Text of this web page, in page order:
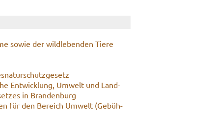
sowie der wild­le­ben­den Tiere
Ent­wick­lung, Um­welt und Land­
in Bran­den­burg
für den Be­reich Um­welt (Ge­büh­